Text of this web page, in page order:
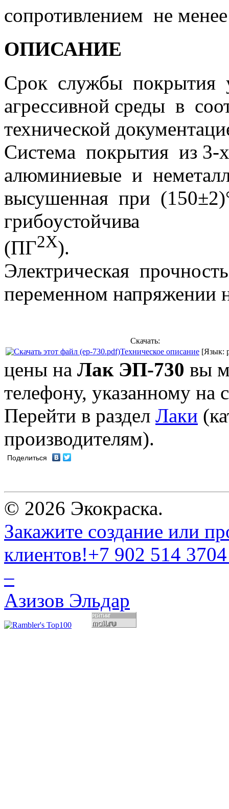
сопротивлением не
ОПИСАНИЕ
Срок службы покрытия
агрессивной среды в
технической
Система покрытия из 3-
алюминиевые и
высушенная при
грибоустойчива
(ПГ2Х).
Электрическая
переменном напряжении
Скачать:
Техническое описание [Язык:
цены на Лак ЭП-730 вы
телефону, указанному на
Перейти в раздел Лаки
производителям).
Поделиться
© 2026 Экокраска.
Закажите создание или
клиентов!+7 902 514 3704
–
Азизов Эльдар